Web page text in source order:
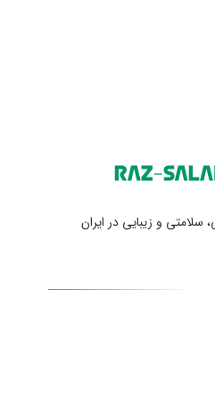
سلامتی و زیبایی در ایران